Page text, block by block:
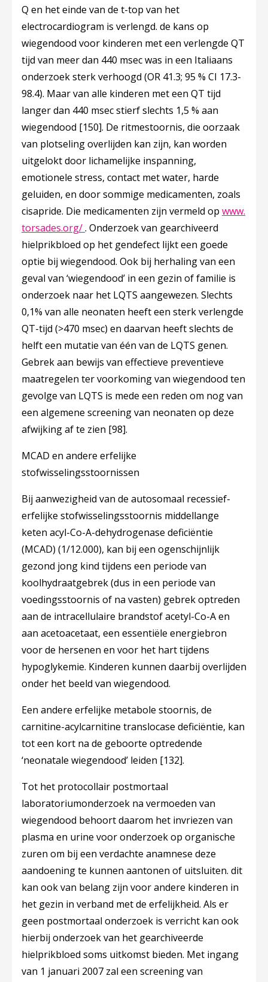
Q en het einde van de t-top van het
electrocardiogram is verlengd. de kans op
wiegendood voor kinderen met een verlengde QT
tijd van meer dan 440 msec was in een Italiaans
onderzoek sterk verhoogd (OR 41.3; 95 % CI 17.3-
98.4). Maar van alle kinderen met een QT tijd
langer dan 440 msec stierf slechts 1,5 % aan
wiegendood [150]. De ritmestoornis, die oorzaak
van plotseling overlijden kan zijn, kan worden
uitgelokt door lichamelijke inspanning,
emotionele stress, contact met water, harde
geluiden, en door sommige medicamenten, zoals
cisapride. Die medicamenten zijn vermeld op www.
torsades.org/Deze linkt opent in een nieuw tabblad
. Onderzoek van gearchiveerd
hielprikbloed op het gendefect lijkt een goede
optie bij wiegendood. Ook bij herhaling van een
geval van ‘wiegendood’ in een gezin of familie is
onderzoek naar het LQTS aangewezen. Slechts
0,1% van alle neonaten heeft een sterk verlengde
QT-tijd (>470 msec) en daarvan heeft slechts de
helft een mutatie van één van de LQTS genen.
Gebrek aan bewijs van effectieve preventieve
maatregelen ter voorkoming van wiegendood ten
gevolge van LQTS is mede een reden om nog van
een algemene screening van neonaten op deze
afwijking af te zien [98].
MCAD en andere erfelijke
stofwisselingsstoornissen
Bij aanwezigheid van de autosomaal recessief-
erfelijke stofwisselingsstoornis middellange
keten acyl-Co-A-dehydrogenase deficiëntie
(MCAD) (1/12.000), kan bij een ogenschijnlijk
gezond jong kind tijdens een periode van
koolhydraatgebrek (dus in een periode van
voedingsstoornis of na vasten) gebrek optreden
aan de intracellulaire brandstof acetyl-Co-A en
aan acetoacetaat, een essentiële energiebron
voor de hersenen en voor het hart tijdens
hypoglykemie. Kinderen kunnen daarbij overlijden
onder het beeld van wiegendood.
Een andere erfelijke metabole stoornis, de
carnitine-acylcarnitine translocase deficiëntie, kan
tot een kort na de geboorte optredende
‘neonatale wiegendood’ leiden [132].
Tot het protocollair postmortaal
laboratoriumonderzoek na vermoeden van
wiegendood behoort daarom het invriezen van
plasma en urine voor onderzoek op organische
zuren om bij een verdachte anamnese deze
aandoening te kunnen aantonen of uitsluiten. dit
kan ook van belang zijn voor andere kinderen in
het gezin in verband met de erfelijkheid. Als er
geen postmortaal onderzoek is verricht kan ook
hierbij onderzoek van het gearchiveerde
hielprikbloed soms uitkomst bieden. Met ingang
van 1 januari 2007 zal een screening van